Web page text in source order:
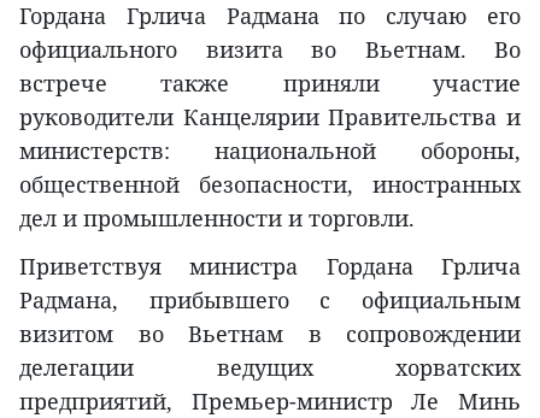
Гордана Грлича Радмана по случаю его
официального визита во Вьетнам. Во
встрече также приняли участие
руководители Канцелярии Правительства и
министерств: национальной обороны,
общественной безопасности, иностранных
дел и промышленности и торговли.
Приветствуя министра Гордана Грлича
Радмана, прибывшего с официальным
визитом во Вьетнам в сопровождении
делегации ведущих хорватских
предприятий, Премьер-министр Ле Минь